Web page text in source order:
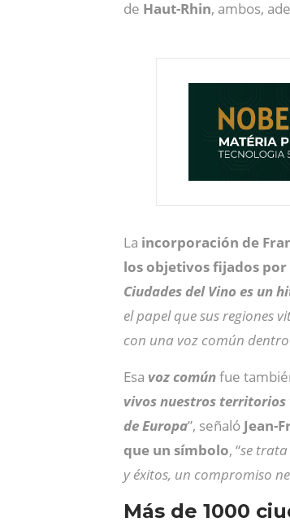
de Haut-Rhin, ambos,
La incorporación de
los objetivos fijados
Ciudades del Vino es un
el papel que sus regiones
con una voz común
Esa vozcomúnfue
vivos nuestros territorios
de Europa”, señaló Jean-
que un símbolo, “se
y éxitos, un compromiso
Más de 1000